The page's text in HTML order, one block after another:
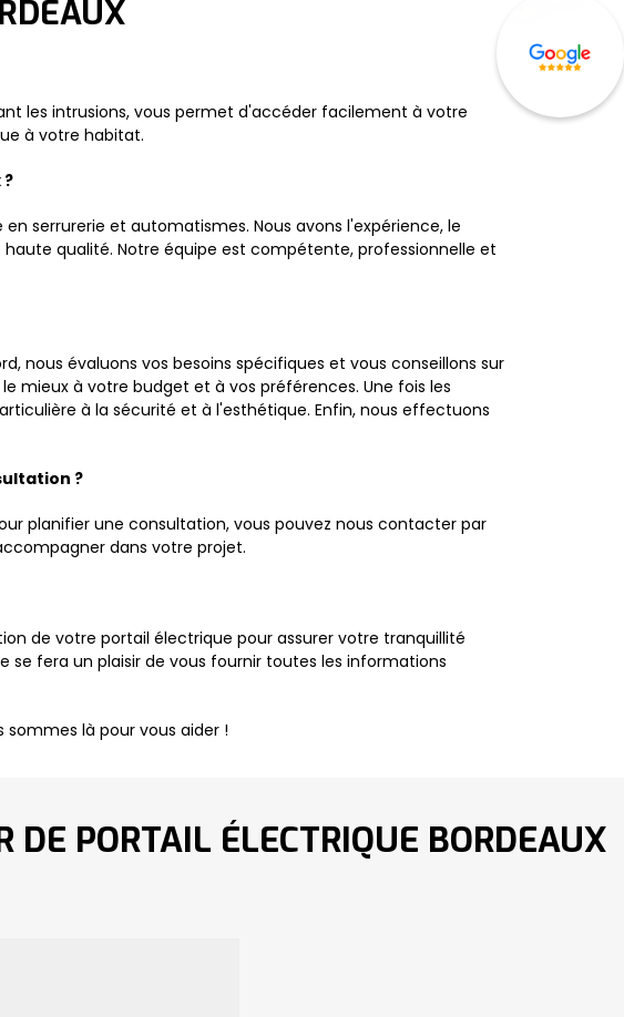
les intrusions, vous permet d'accéder facilement à votre
à votre habitat.
serrurerie et automatismes. Nous avons l'expérience, le
qualité. Notre équipe est compétente, professionnelle et
nous évaluons vos besoins spécifiques et vous conseillons sur
mieux à votre budget et à vos préférences. Une fois les
à la sécurité et à l'esthétique. Enfin, nous effectuons
?
planifier une consultation, vous pouvez nous contacter par
dans votre projet.
de votre portail électrique pour assurer votre tranquillité
fera un plaisir de vous fournir toutes les informations
sommes là pour vous aider !
PORTAIL ÉLECTRIQUE BORDEAUX